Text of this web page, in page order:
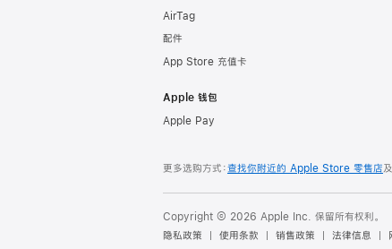
AirTag
配件
App Store 充值卡
Apple 钱包
Apple Pay
更多选购方式：查找你附近的 Apple Store 零售店及
Copyright © 2026 Apple Inc. 保留所有权利。
隐私政策
使用条款 销售政策 法律信息